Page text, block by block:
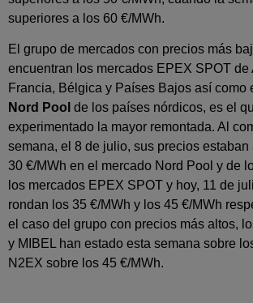
superiores a los 60 €/MWh.
El grupo de mercados con precios más
encuentran los mercados EPEX SPOT de
Francia, Bélgica y Países Bajos así como
Nord Pool de los países nórdicos, es el
experimentado la mayor remontada. Al
semana, el 8 de julio, sus precios
30 €/MWh en el mercado Nord Pool y de
los mercados EPEX SPOT y hoy, 11 de
rondan los 35 €/MWh y los 45 €/MWh
el caso del grupo con precios más altos,
y MIBEL han estado esta semana sobre
N2EX sobre los 45 €/MWh.